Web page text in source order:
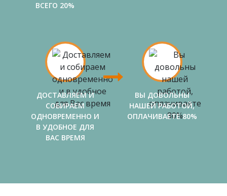
ВСЕГО 20%
ДОСТАВЛЯЕМ И
СОБИРАЕМ
ОДНОВРЕМЕННО И
В УДОБНОЕ ДЛЯ
ВАС ВРЕМЯ
ВЫ ДОВОЛЬНЫ
НАШЕЙ РАБОТОЙ,
ОПЛАЧИВАЕТЕ 80%